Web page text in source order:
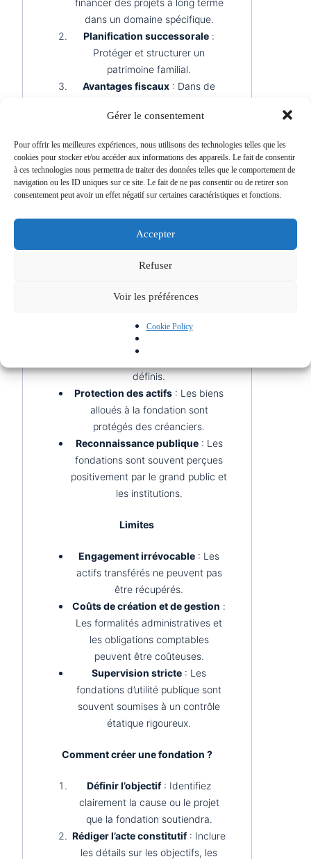
Gérer le consentement
Pour offrir les meilleures expériences, nous utilisons des technologies telles que les
cookies pour stocker et/ou accéder aux informations des appareils. Le fait de consentir
à ces technologies nous permettra de traiter des données telles que le comportement de
navigation ou les ID uniques sur ce site. Le fait de ne pas consentir ou de retirer son
consentement peut avoir un effet négatif sur certaines caractéristiques et fonctions.
Accepter
Refuser
Voir les préférences
Cookie Policy
financer des projets à long terme
dans un domaine spécifique.
Planification successorale :
Protéger et structurer un
patrimoine familial.
Avantages fiscaux : Dans de
fonds alloués à une fondation
fiscales.
Renforcer la notoriété: Les
entreprises peuvent utiliser une
fondation pour améliorer leur
image de marque.
Les avantages et limites d’une
fondation
Avantages
: Une fondation garantit
que les ressources sont utilisées
définis.
Protection des actifs : Les biens
alloués à la fondation sont
protégés des créanciers.
Reconnaissance publique: Les
fondations sont souvent perçues
positivement par le grand public et
les institutions.
Limites
Engagement irrévocable : Les
actifs transférés ne peuvent pas
être récupérés.
Coûts de création et de gestion :
Les formalités administratives et
les obligations comptables
peuvent être coûteuses.
Supervision stricte : Les
fondations d’utilité publique sont
souvent soumises à un contrôle
étatique rigoureux.
Comment créer une fondation ?
Définir l’objectif: Identifiez
clairement la cause ou le projet
que la fondation soutiendra.
Rédiger l’acte constitutif: Inclure
les détails sur les objectifs, les